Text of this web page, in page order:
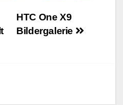
HTC One X9
Bildergalerie